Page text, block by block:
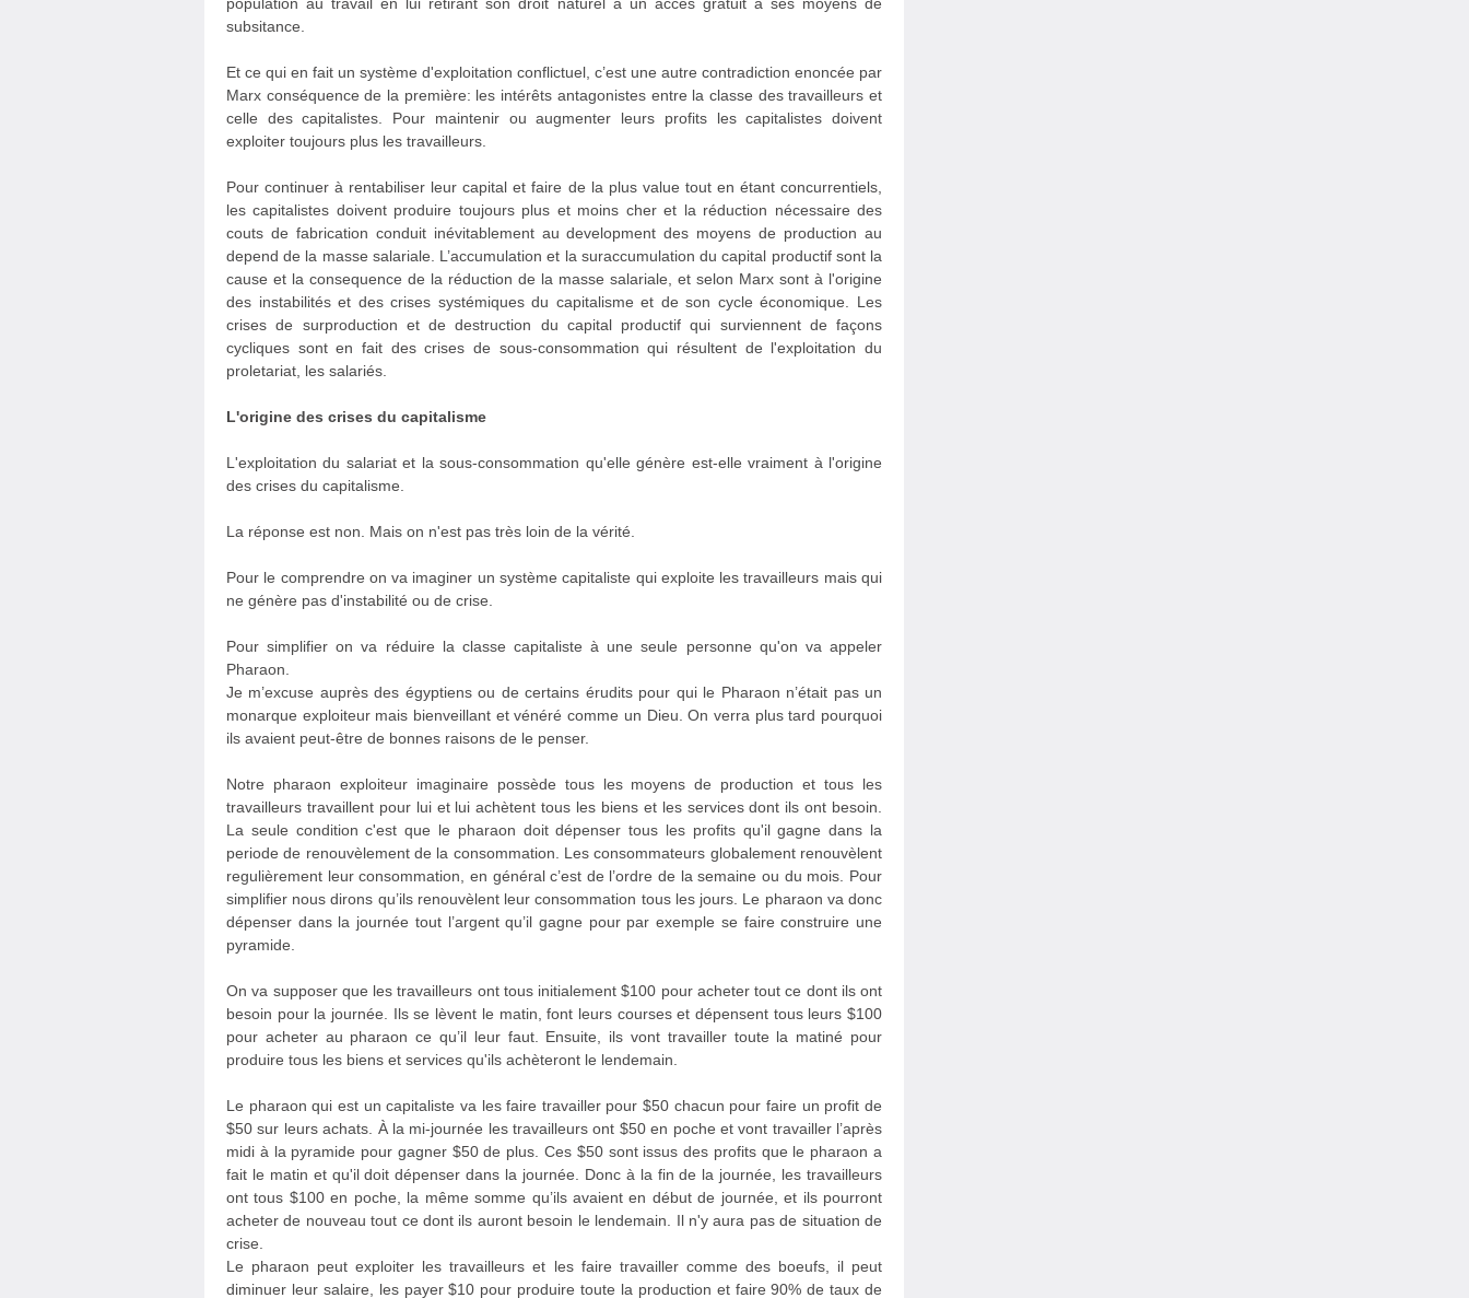
subsitance.
Et ce qui en fait un système d'exploitation conflictuel, c’est une autre contradiction enoncée par
Marx conséquence de la première: les intérêts antagonistes entre la classe des travailleurs et
celle des capitalistes. Pour maintenir ou augmenter leurs profits les capitalistes doivent
exploiter toujours plus les travailleurs.
Pour continuer à rentabiliser leur capital et faire de la plus value tout en étant concurrentiels,
les capitalistes doivent produire toujours plus et moins cher et la réduction nécessaire des
couts de fabrication conduit inévitablement au development des moyens de production au
depend de la masse salariale. L’accumulation et la suraccumulation du capital productif sont la
cause et la consequence de la réduction de la masse salariale, et selon Marx sont à l'origine
des instabilités et des crises systémiques du capitalisme et de son cycle économique. Les
crises de surproduction et de destruction du capital productif qui surviennent de façons
cycliques sont en fait des crises de sous-consommation qui résultent de l'exploitation du
proletariat, les salariés.
L'origine des crises du capitalisme
L'exploitation du salariat et la sous-consommation qu'elle génère est-elle vraiment à l'origine
des crises du capitalisme.
La réponse est non. Mais on n'est pas très loin de la vérité.
Pour le comprendre on va imaginer un système capitaliste qui exploite les travailleurs mais qui
ne génère pas d'instabilité ou de crise.
Pour simplifier on va réduire la classe capitaliste à une seule personne qu'on va appeler
Pharaon.
Je m’excuse auprès des égyptiens ou de certains érudits pour qui le Pharaon n’était pas un
monarque exploiteur mais bienveillant et vénéré comme un Dieu. On verra plus tard pourquoi
ils avaient peut-être de bonnes raisons de le penser.
Notre pharaon exploiteur imaginaire possède tous les moyens de production et tous les
travailleurs travaillent pour lui et lui achètent tous les biens et les services dont ils ont besoin.
La seule condition c'est que le pharaon doit dépenser tous les profits qu'il gagne dans la
periode de renouvèlement de la consommation. Les consommateurs globalement renouvèlent
regulièrement leur consommation, en général c’est de l’ordre de la semaine ou du mois. Pour
simplifier nous dirons qu’ils renouvèlent leur consommation tous les jours. Le pharaon va donc
dépenser dans la journée tout l’argent qu’il gagne pour par exemple se faire construire une
pyramide.
On va supposer que les travailleurs ont tous initialement $100 pour acheter tout ce dont ils ont
besoin pour la journée. Ils se lèvent le matin, font leurs courses et dépensent tous leurs $100
pour acheter au pharaon ce qu’il leur faut. Ensuite, ils vont travailler toute la matiné pour
produire tous les biens et services qu'ils achèteront le lendemain.
Le pharaon qui est un capitaliste va les faire travailler pour $50 chacun pour faire un profit de
$50 sur leurs achats. À la mi-journée les travailleurs ont $50 en poche et vont travailler l’après
midi à la pyramide pour gagner $50 de plus. Ces $50 sont issus des profits que le pharaon a
fait le matin et qu'il doit dépenser dans la journée. Donc à la fin de la journée, les travailleurs
ont tous $100 en poche, la même somme qu’ils avaient en début de journée, et ils pourront
acheter de nouveau tout ce dont ils auront besoin le lendemain. Il n'y aura pas de situation de
crise.
Le pharaon peut exploiter les travailleurs et les faire travailler comme des boeufs, il peut
diminuer leur salaire, les payer $10 pour produire toute la production et faire 90% de taux de